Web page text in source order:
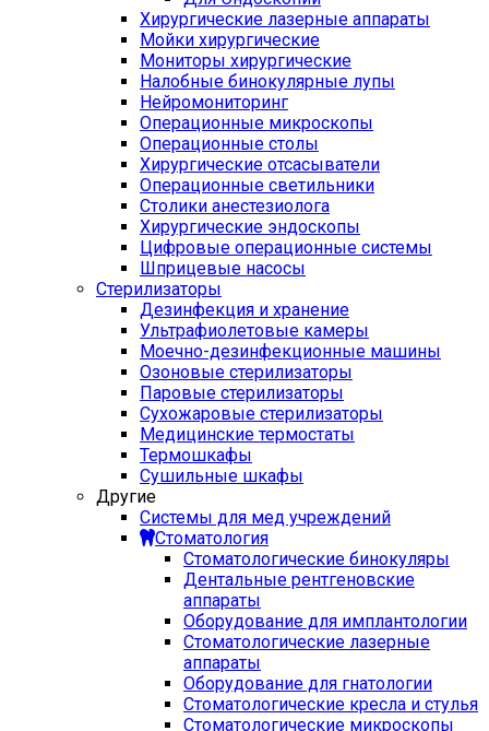
Хирургические лазерные аппараты
Мойки хирургические
Мониторы хирургические
Налобные бинокулярные лупы
Нейромониторинг
Операционные микроскопы
Операционные столы
Хирургические отсасыватели
Операционные светильники
Столики анестезиолога
Хирургические эндоскопы
Цифровые операционные системы
Шприцевые насосы
Стерилизаторы
Дезинфекция и хранение
Ультрафиолетовые камеры
Моечно-дезинфекционные машины
Озоновые стерилизаторы
Паровые стерилизаторы
Сухожаровые стерилизаторы
Медицинские термостаты
Термошкафы
Сушильные шкафы
Другие
Системы для мед учреждений
Стоматология
Стоматологические бинокуляры
Дентальные рентгеновские
аппараты
Оборудование для имплантологии
Стоматологические лазерные
аппараты
Оборудование для гнатологии
Стоматологические кресла и стулья
Стоматологические микроскопы